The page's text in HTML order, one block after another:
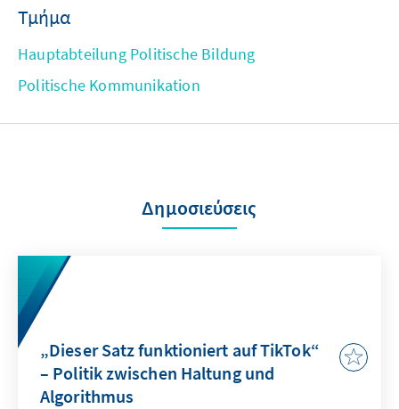
Τμήμα
Hauptabteilung Politische Bildung
Politische Kommunikation
Δημοσιεύσεις
„Dieser Satz funktioniert auf TikTok“
– Politik zwischen Haltung und
Algorithmus